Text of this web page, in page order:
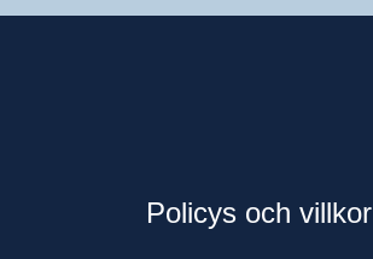
Policys och villkor